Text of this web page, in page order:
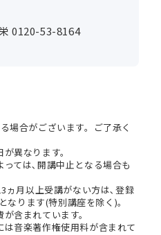
0120-53-8164
場合がございます。ご了承く
異なります。
ては､開講中止となる場合も
ヵ月以上受講がない方は､登録
なります(特別講座を除く)。
含まれています。
は音楽著作権使用料が含まれて